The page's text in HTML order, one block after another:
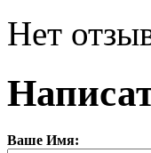
Нет
Ваше Имя: